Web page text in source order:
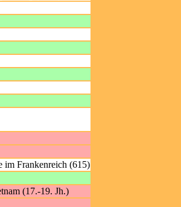
Frankenreich (615)
(17.-19. Jh.)